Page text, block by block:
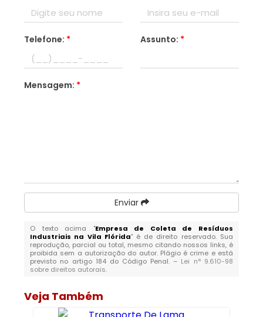
Telefone: * Assunto: *
Mensagem: *
Enviar
O texto acima "Empresa de Coleta de Resíduos
Industriais na Vila Flórida" é de direito reservado. Sua
reprodução, parcial ou total, mesmo citando nossos links, é
proibida sem a autorização do autor. Plágio é crime e está
previsto no artigo 184 do Código Penal. – Lei n° 9.610-98
sobre direitos autorais.
Veja Também